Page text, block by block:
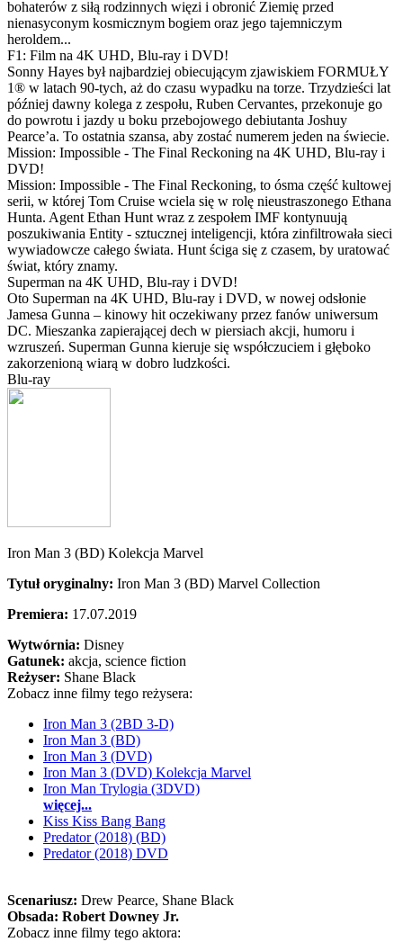
bohaterów z siłą rodzinnych więzi i obronić Ziemię przed
nienasyconym kosmicznym bogiem oraz jego tajemniczym
heroldem...
F1: Film na 4K UHD, Blu-ray i DVD!
Sonny Hayes był najbardziej obiecującym zjawiskiem FORMUŁY
1® w latach 90-tych, aż do czasu wypadku na torze. Trzydzieści lat
później dawny kolega z zespołu, Ruben Cervantes, przekonuje go
do powrotu i jazdy u boku przebojowego debiutanta Joshuy
Pearce’a. To ostatnia szansa, aby zostać numerem jeden na świecie.
Mission: Impossible - The Final Reckoning na 4K UHD, Blu-ray i
DVD!
Mission: Impossible - The Final Reckoning, to ósma część kultowej
serii, w której Tom Cruise wciela się w rolę nieustraszonego Ethana
Hunta. Agent Ethan Hunt wraz z zespołem IMF kontynuują
poszukiwania Entity - sztucznej inteligencji, która zinfiltrowała sieci
wywiadowcze całego świata. Hunt ściga się z czasem, by uratować
świat, który znamy.
Superman na 4K UHD, Blu-ray i DVD!
Oto Superman na 4K UHD, Blu-ray i DVD, w nowej odsłonie
Jamesa Gunna – kinowy hit oczekiwany przez fanów uniwersum
DC. Mieszanka zapierającej dech w piersiach akcji, humoru i
wzruszeń. Superman Gunna kieruje się współczuciem i głęboko
zakorzenioną wiarą w dobro ludzkości.
Blu-ray
Iron Man 3 (BD) Kolekcja Marvel
Tytuł oryginalny: Iron Man 3 (BD) Marvel Collection
Premiera: 17.07.2019
Wytwórnia: Disney
Gatunek: akcja, science fiction
Reżyser: Shane Black
Zobacz inne filmy tego reżysera:
Iron Man 3 (2BD 3-D)
Iron Man 3 (BD)
Iron Man 3 (DVD)
Iron Man 3 (DVD) Kolekcja Marvel
Iron Man Trylogia (3DVD)
więcej...
Kiss Kiss Bang Bang
Predator (2018) (BD)
Predator (2018) DVD
Scenariusz: Drew Pearce, Shane Black
Obsada: Robert Downey Jr.
Zobacz inne filmy tego aktora: